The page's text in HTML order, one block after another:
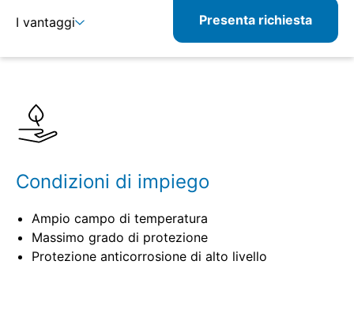
I vantaggi Presenta richiesta
Condizioni di impiego
Ampio campo di temperatura
Massimo grado di protezione
Protezione anticorrosione di alto livello